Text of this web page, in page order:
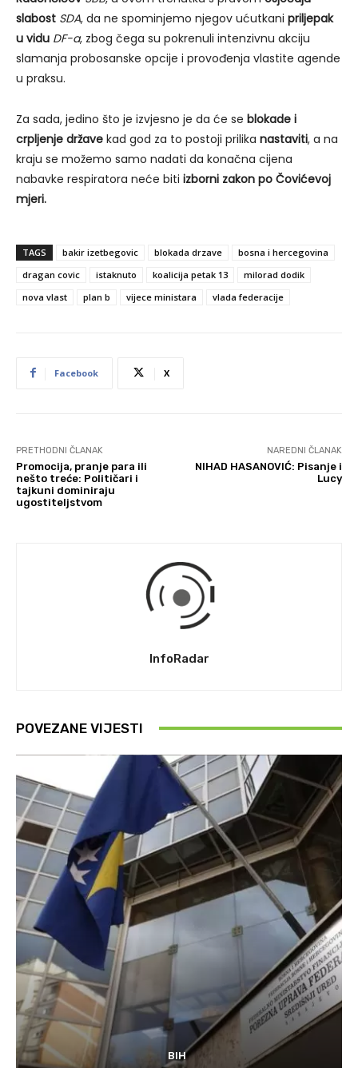
slabost SDA, da ne spominjemo njegov ućutkani priljepak
u vidu DF-a, zbog čega su pokrenuli intenzivnu akciju
slamanja probosanske opcije i provođenja vlastite agende
u praksu.
Za sada, jedino što je izvjesno je da će se blokade i
crpljenje države kad god za to postoji prilika nastaviti, a na
kraju se možemo samo nadati da konačna cijena
nabavke respiratora neće biti izborni zakon po Čovićevoj
mjeri.
TAGS bakir izetbegovic blokada drzave
bosna i hercegovina
dragan covic
istaknuto koalicija petak 13
milorad dodik
nova vlast
plan b vijece ministara vlada federacije
Facebook X
PRETHODNI ČLANAK
Promocija, pranje para ili
nešto treće: Političari i
tajkuni dominiraju
ugostiteljstvom
NAREDNI ČLANAK
NIHAD HASANOVIĆ: Pisanje i
Lucy
InfoRadar
POVEZANE VIJESTI
BIH